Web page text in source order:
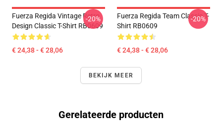
Fuerza Regida Vintage Retro
Design Classic T-Shirt RB0609
€ 24,38 - € 28,06
-20%
Fuerza Regida Team Classic T-
Shirt RB0609
€ 24,38 - € 28,06
-20%
BEKIJK MEER
Gerelateerde producten